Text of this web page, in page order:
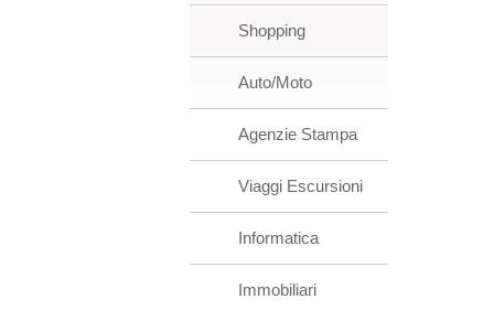
Shopping
Auto/Moto
Agenzie Stampa
Viaggi Escursioni
Informatica
Immobiliari